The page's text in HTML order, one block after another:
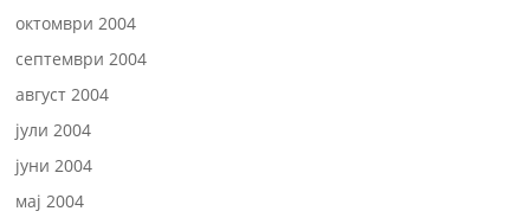
октомври 2004
септември 2004
август 2004
јули 2004
јуни 2004
мај 2004